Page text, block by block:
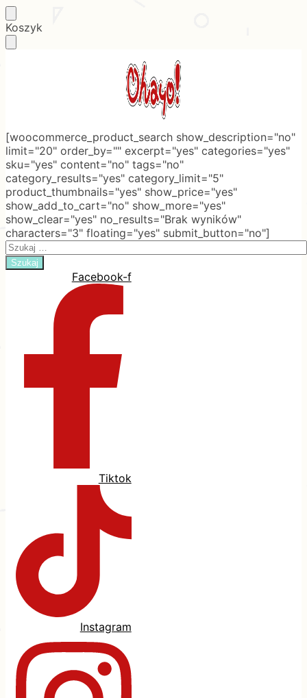
Skip
to
Skip
to
Koszyk
[woocommerce_product_search show_description="no"
limit="20" order_by="" excerpt="yes" categories="yes"
sku="yes" content="no" tags="no"
category_results="yes" category_limit="5"
product_thumbnails="yes" show_price="yes"
show_add_to_cart="no" show_more="yes"
show_clear="yes" no_results="Brak wyników"
characters="3" floating="yes" submit_button="no"]
Search
for:
Facebook-f
Tiktok
Instagram